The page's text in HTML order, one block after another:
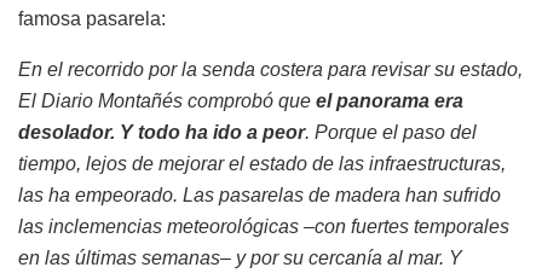
famosa pasarela:
En el recorrido por la senda costera para revisar su estado,
El Diario Montañés comprobó que el panorama era
desolador. Y todo ha ido a peor. Porque el paso del
tiempo, lejos de mejorar el estado de las infraestructuras,
las ha empeorado. Las pasarelas de madera han sufrido
las inclemencias meteorológicas –con fuertes temporales
en las últimas semanas– y por su cercanía al mar. Y